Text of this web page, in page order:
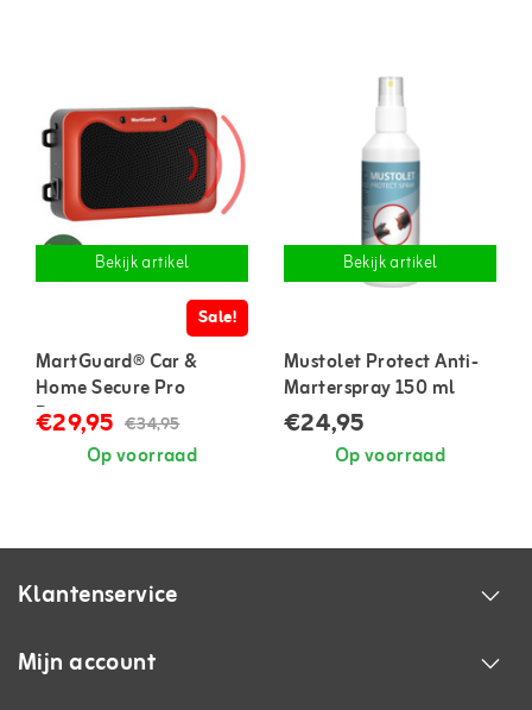
Bekijk artikel
Sale!
MartGuard® Car &
Home Secure Pro
Battery marterverjager
op batterijen
€29,95 €34,95
Op voorraad
Bekijk artikel
Mustolet Protect Anti-
Marterspray 150 ml
€24,95
Op voorraad
Klantenservice
Mijn account